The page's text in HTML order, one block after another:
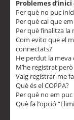
Problemes
Per què no puc
Per què cal que
Per què finalitza
Com evito que el
connectats?
He perdut la meva
M’he registrat
Vaig registrar-me
Què és el COPPA?
Per què no em
Què fa l’opció